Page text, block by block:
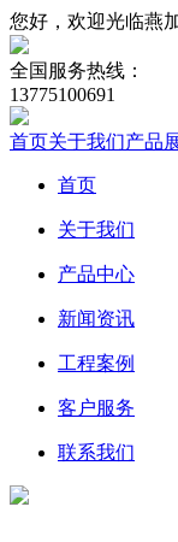
您好，欢迎光临燕
全国服务热线：
13775100691
首页关于我们产品
首页
关于我们
产品中心
新闻资讯
工程案例
客户服务
联系我们